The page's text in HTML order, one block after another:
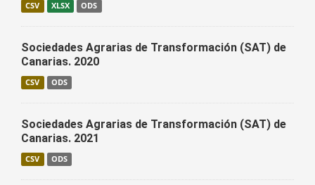
CSV XLSX ODS
Sociedades Agrarias de Transformación (SAT) de
Canarias. 2020
CSV ODS
Sociedades Agrarias de Transformación (SAT) de
Canarias. 2021
CSV ODS